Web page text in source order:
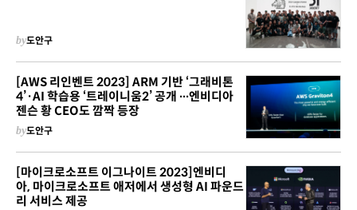
by도안구
[AWS 리인벤트 2023] ARM 기반 ‘그래비톤
4’·AI 학습용 ‘트레이니움2’ 공개 ∙∙∙엔비디아
젠슨 황 CEO도 깜짝 등장
by도안구
[마이크로소프트 이그나이트 2023]엔비디
아, 마이크로소프트 애저에서 생성형 AI 파운드
리 서비스 제공